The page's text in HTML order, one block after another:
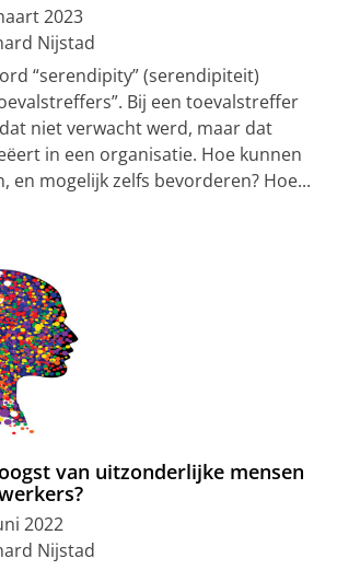
2023
Nijstad
“serendipity” (serendipiteit)
Bij een toevalstreffer
niet verwacht werd, maar dat
in een organisatie. Hoe kunnen
en mogelijk zelfs bevorderen? Hoe...
van uitzonderlijke mensen
2022
Nijstad